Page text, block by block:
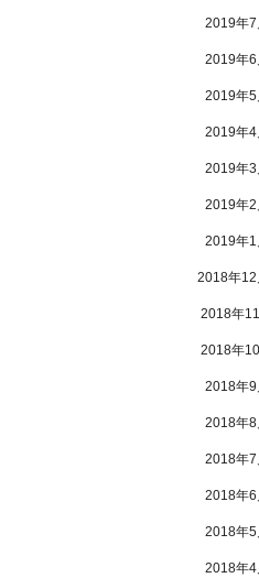
2019年7
2019年6
2019年5
2019年4
2019年3
2019年2
2019年1
2018年12
2018年
2018年
2018年9
2018年8
2018年7
2018年6
2018年5
2018年4